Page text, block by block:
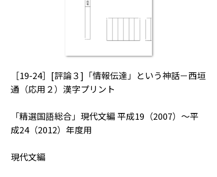
［19-24］[評論３]「情報伝達」という神話－西垣
通（応用２）漢字プリント
「精選国語総合」現代文編 平成19（2007）～平
成24（2012）年度用
現代文編